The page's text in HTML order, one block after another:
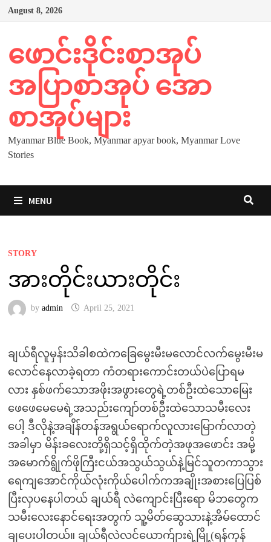
Skip
August 8, 2026
ဖောင်းဒိုင်းစာအုပ်
အပြာစာအုပ် အော
စာအုပ်များ
Myanmar Blue Book, Myanmar apyar book, Myanmar Love
Stories
MENU
STORY
အားတိုင်းယားတိုင်း
by admin April 25, 2021
ချယ်ရီလူမှန်းသိခါစထဲကခြေမွေးမီးမလောင်လက်မွေးမီးမ
လောင်နေလာခဲ့ရတာ ကံတရားကောင်းတယ်ပဲပြောရမ
လား နှစ်ဖက်သောအဖိုးအဖွားတွေရဲ့တစ်ဦးထဲသောမြေး
ဖေဖေမေမေရဲ့အသည်းကျော်တစ်ဦးထဲသောသမီးလေး
ပေါ့ ဒီလိုနဲ့အချိန်တန်အရွယ်ရောက်လူလားမြောက်လာတဲ့
အခါမှာ မိန်းခလေးတို့ရှိသင့်ရှိထိုက်တဲ့အဖုအဖောင်း အမို့
အမောက်ရွိုက်ဖိုကြီးငယ်အသွယ်သွယ်နဲ့မြင်သူတကာသွား
ရေကျအောင်ကိုယ်လုံးကိုယ်ပေါက်ကအချိုးအစားပြေပြစ်
ပြီးလှပနေပါတယ် ချယ်ရီ လဲကျောင်းပြီးရော မိဘတွေက
သမီးလေးနောင်ရေးအတွက် သူ့မိတ်ဆွေသားနဲ့အိမ်ထောင်
ချပေးပါတယ်။ ချယ်ရီလဲလင်ယောက်ျားရဲ့မြို့(ရန်ကုန်